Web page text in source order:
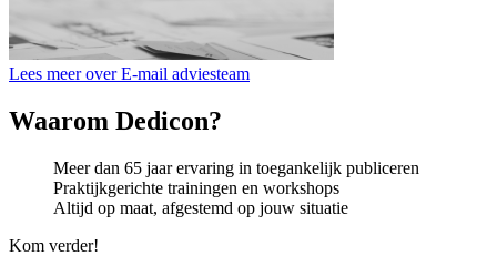
Lees meer over E-mail adviesteam
Waarom Dedicon?
Meer dan 65 jaar ervaring in toegankelijk publiceren
Praktijkgerichte trainingen en workshops
Altijd op maat, afgestemd op jouw situatie
Kom verder!